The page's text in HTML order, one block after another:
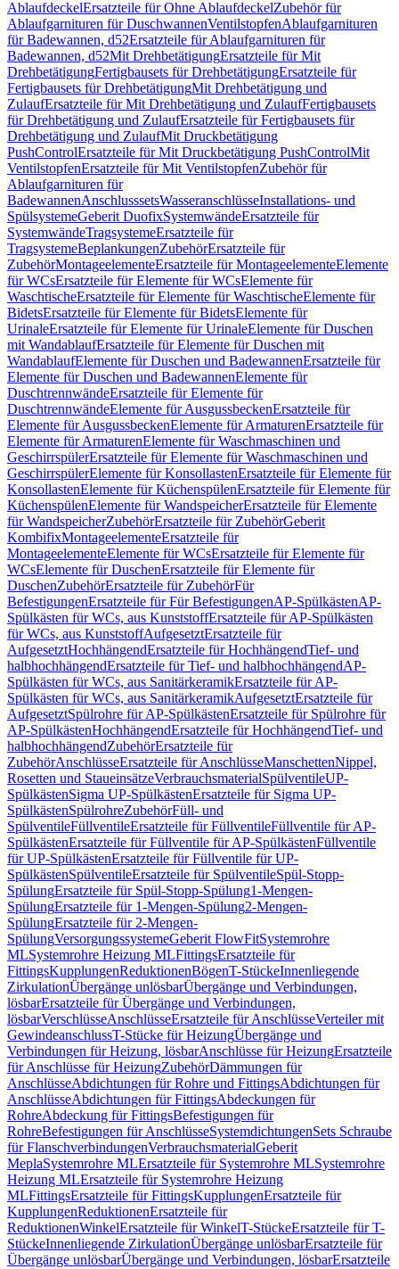
AblaufdeckelErsatzteile für Ohne AblaufdeckelZubehör für
Ablaufgarnituren für DuschwannenVentilstopfenAblaufgarnituren
für Badewannen, d52Ersatzteile für Ablaufgarnituren für
Badewannen, d52Mit DrehbetätigungErsatzteile für Mit
DrehbetätigungFertigbausets für DrehbetätigungErsatzteile für
Fertigbausets für DrehbetätigungMit Drehbetätigung und
ZulaufErsatzteile für Mit Drehbetätigung und ZulaufFertigbausets
für Drehbetätigung und ZulaufErsatzteile für Fertigbausets für
Drehbetätigung und ZulaufMit Druckbetätigung
PushControlErsatzteile für Mit Druckbetätigung PushControlMit
VentilstopfenErsatzteile für Mit VentilstopfenZubehör für
Ablaufgarnituren für
BadewannenAnschlusssetsWasseranschlüsseInstallations- und
SpülsystemeGeberit DuofixSystemwändeErsatzteile für
SystemwändeTragsystemeErsatzteile für
TragsystemeBeplankungenZubehörErsatzteile für
ZubehörMontageelementeErsatzteile für MontageelementeElemente
für WCsErsatzteile für Elemente für WCsElemente für
WaschtischeErsatzteile für Elemente für WaschtischeElemente für
BidetsErsatzteile für Elemente für BidetsElemente für
UrinaleErsatzteile für Elemente für UrinaleElemente für Duschen
mit WandablaufErsatzteile für Elemente für Duschen mit
WandablaufElemente für Duschen und BadewannenErsatzteile für
Elemente für Duschen und BadewannenElemente für
DuschtrennwändeErsatzteile für Elemente für
DuschtrennwändeElemente für AusgussbeckenErsatzteile für
Elemente für AusgussbeckenElemente für ArmaturenErsatzteile für
Elemente für ArmaturenElemente für Waschmaschinen und
GeschirrspülerErsatzteile für Elemente für Waschmaschinen und
GeschirrspülerElemente für KonsollastenErsatzteile für Elemente für
KonsollastenElemente für KüchenspülenErsatzteile für Elemente für
KüchenspülenElemente für WandspeicherErsatzteile für Elemente
für WandspeicherZubehörErsatzteile für ZubehörGeberit
KombifixMontageelementeErsatzteile für
MontageelementeElemente für WCsErsatzteile für Elemente für
WCsElemente für DuschenErsatzteile für Elemente für
DuschenZubehörErsatzteile für ZubehörFür
BefestigungenErsatzteile für Für BefestigungenAP-SpülkästenAP-
Spülkästen für WCs, aus KunststoffErsatzteile für AP-Spülkästen
für WCs, aus KunststoffAufgesetztErsatzteile für
AufgesetztHochhängendErsatzteile für HochhängendTief- und
halbhochhängendErsatzteile für Tief- und halbhochhängendAP-
Spülkästen für WCs, aus SanitärkeramikErsatzteile für AP-
Spülkästen für WCs, aus SanitärkeramikAufgesetztErsatzteile für
AufgesetztSpülrohre für AP-SpülkästenErsatzteile für Spülrohre für
AP-SpülkästenHochhängendErsatzteile für HochhängendTief- und
halbhochhängendZubehörErsatzteile für
ZubehörAnschlüsseErsatzteile für AnschlüsseManschettenNippel,
Rosetten und StaueinsätzeVerbrauchsmaterialSpülventileUP-
SpülkästenSigma UP-SpülkästenErsatzteile für Sigma UP-
SpülkästenSpülrohreZubehörFüll- und
SpülventileFüllventileErsatzteile für FüllventileFüllventile für AP-
SpülkästenErsatzteile für Füllventile für AP-SpülkästenFüllventile
für UP-SpülkästenErsatzteile für Füllventile für UP-
SpülkästenSpülventileErsatzteile für SpülventileSpül-Stopp-
SpülungErsatzteile für Spül-Stopp-Spülung1-Mengen-
SpülungErsatzteile für 1-Mengen-Spülung2-Mengen-
SpülungErsatzteile für 2-Mengen-
SpülungVersorgungssystemeGeberit FlowFitSystemrohre
MLSystemrohre Heizung MLFittingsErsatzteile für
FittingsKupplungenReduktionenBögenT-StückeInnenliegende
ZirkulationÜbergänge unlösbarÜbergänge und Verbindungen,
lösbarErsatzteile für Übergänge und Verbindungen,
lösbarVerschlüsseAnschlüsseErsatzteile für AnschlüsseVerteiler mit
GewindeanschlussT-Stücke für HeizungÜbergänge und
Verbindungen für Heizung, lösbarAnschlüsse für HeizungErsatzteile
für Anschlüsse für HeizungZubehörDämmungen für
AnschlüsseAbdichtungen für Rohre und FittingsAbdichtungen für
AnschlüsseAbdichtungen für FittingsAbdeckungen für
RohreAbdeckung für FittingsBefestigungen für
RohreBefestigungen für AnschlüsseSystemdichtungenSets Schraube
für FlanschverbindungenVerbrauchsmaterialGeberit
MeplaSystemrohre MLErsatzteile für Systemrohre MLSystemrohre
Heizung MLErsatzteile für Systemrohre Heizung
MLFittingsErsatzteile für FittingsKupplungenErsatzteile für
KupplungenReduktionenErsatzteile für
ReduktionenWinkelErsatzteile für WinkelT-StückeErsatzteile für T-
StückeInnenliegende ZirkulationÜbergänge unlösbarErsatzteile für
Übergänge unlösbarÜbergänge und Verbindungen, lösbarErsatzteile